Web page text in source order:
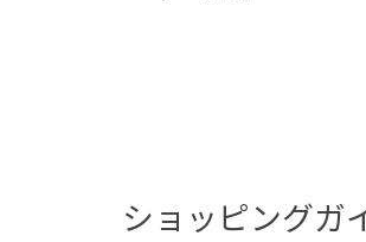
ショッピングガ